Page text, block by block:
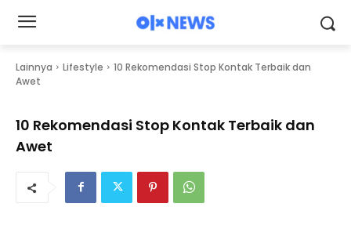
Lainnya Lifestyle
10 Rekomendasi Stop Kontak Terbaik dan
Awet
10 Rekomendasi Stop Kontak Terbaik dan
Awet